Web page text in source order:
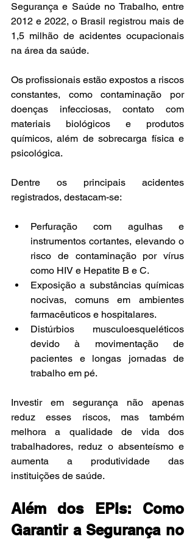
Segurança e Saúde no Trabalho, entre
2012 e 2022, o Brasil registrou mais de
1,5 milhão de acidentes ocupacionais
na área da saúde.
Os profissionais estão expostos a riscos
constantes, como contaminação por
doenças infecciosas, contato com
materiais biológicos e produtos
químicos, além de sobrecarga física e
psicológica.
Dentre os principais acidentes
registrados, destacam-se:
Perfuração com agulhas e
instrumentos cortantes, elevando o
risco de contaminação por vírus
como HIV e Hepatite B e C.
Exposição a substâncias químicas
nocivas, comuns em ambientes
farmacêuticos e hospitalares.
Distúrbios musculoesqueléticos
devido à movimentação de
pacientes e longas jornadas de
trabalho em pé.
Investir em segurança não apenas
reduz esses riscos, mas também
melhora a qualidade de vida dos
trabalhadores, reduz o absenteísmo e
aumenta a produtividade das
instituições de saúde.
Além dos EPIs: Como
Garantir a Segurança no